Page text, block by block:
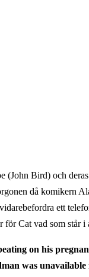
(John Bird) och
då komikern
ett
för Cat vad som står i
on his
was